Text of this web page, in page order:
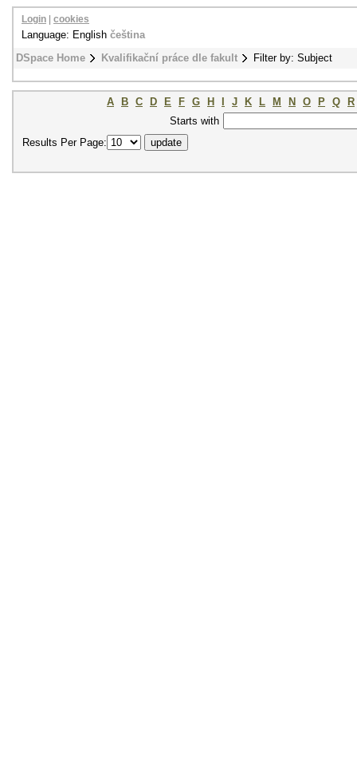
DSpace Home Kvalifikační práce dle fakult Filter by: Subject
Login cookies
Language: English čeština
A B C D E F G H J K L M N O P Q
R
Starts with
Results Per Page: